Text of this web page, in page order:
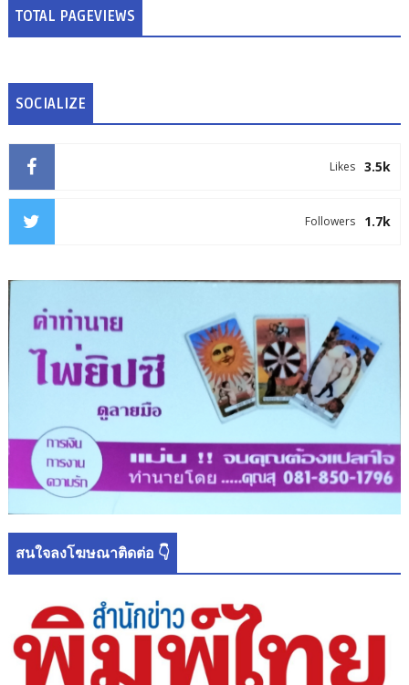
TOTAL PAGEVIEWS
SOCIALIZE
3.5k
Likes
1.7k
Followers
สนใจลงโฆษณาติดต่อ 👇